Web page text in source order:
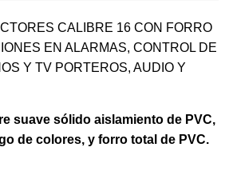
CALIBRE 16 CON FORRO
EN ALARMAS, CONTROL DE
Y TV PORTEROS, AUDIO Y
suave sólido aislamiento de PVC,
de colores, y forro total de PVC.